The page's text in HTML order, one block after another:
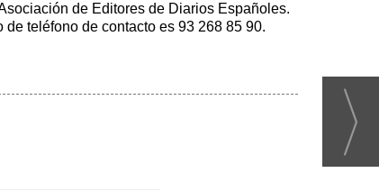
de Editores de Diarios Españoles.
teléfono de contacto es 93 268 85 90.